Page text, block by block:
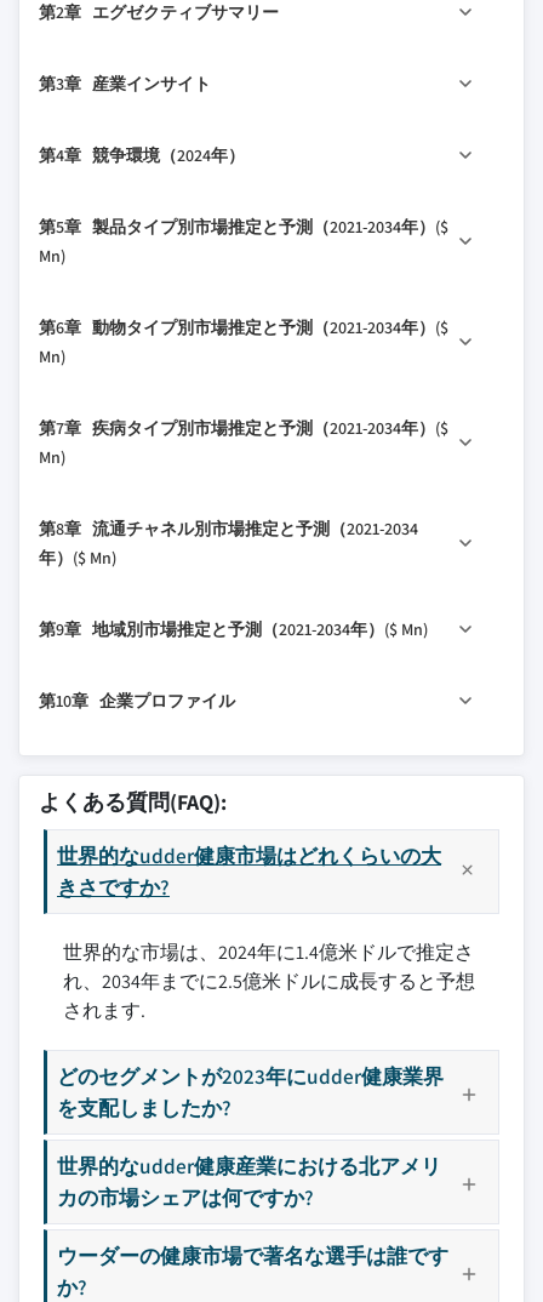
1.2 調査設計
1.2.2 データ収集方法
1.3.1 基準年の計算
1.4 予測モデル
1.5.2 データマイニングソース
第2章 エグゼクティブサマリー
第3章 産業インサイト
3.2 産業への影響要因
3.2.1.1 世界的な乳製品消費と生産の増加
3.2.2 産業の落とし穴と課題
3.2.2.2 乳房健康治療と診断の高コスト
3.5 トランプ政権による関税
3.5.1.2 報復措置
3.5.2.1 供給面への影響（原材料）
3.5.2.1.2 サプライチェーンの再構築
3.5.2.1.3 生産コストへの影響
3.5.2.2 需要面への影響（販売価格）
3.5.2.2.2 市場シェアのダイナミクス
3.5.2.2.3 消費者の反応パターン
3.5.3 影響を受ける主要企業
3.5.4 戦略的産業対応
3.5.4.1 サプライチェーンの再構成
3.5.4.2 価格戦略と製品戦略
3.5.4.3 政策への関与
3.5.5 展望と今後の検討事項
3.6 ポーター分析
3.7 PESTEL分析
第4章 競争環境（2024年）
4.2 企業マトリックス分析
4.5 競争ポジショニングマトリックス
第5章 製品タイプ別市場推定と予測（2021-2034年）($
Mn)
5.2 医薬品
5.2.3 抗炎症薬
5.2.6 その他医薬品
5.3.2 プロバイオティクスとプレバイオティクス
第6章 動物タイプ別市場推定と予測（2021-2034年）($
Mn)
6.2 酪農用家畜
第7章 疾病タイプ別市場推定と予測（2021-2034年）($
Mn)
7.2 乳房炎
7.3 その他の疾病タイプ
第8章 流通チャネル別市場推定と予測（2021-2034
年）($ Mn)
8.2 獣医病院薬局
8.4 その他の流通チャネル
第9章 地域別市場推定と予測（2021-2034年）($ Mn)
9.2 北米
9.2.2 カナダ
9.3 欧州
9.3.1 ドイツ
9.3.2 英国
9.3.3 フランス
9.3.4 スペイン
9.3.5 イタリア
9.3.6 オランダ
9.4 アジア太平洋
9.4.1 中国
9.4.2 日本
9.4.3 インド
9.4.4 オーストラリア
9.4.5 韓国
9.5 ラテンアメリカ
第10章 企業プロファイル
10.1 AHV International
10.3 ベーリンガーインゲルハイム
10.4 ブーマティック
10.5 セバ・サント・アニマーレ
10.6 デラバル
10.7 エコラボ
10.8 エランコ・アニマルヘルス
10.9 G Shepherd Animal Health
10.10 メルク
10.11 ヴィルバック
10.12 ズーイティス
主要な競合他社が見当たりませんか？
このレポートに掲載されている企業は厳選さ
れたものであり、競合全体を網羅するもので
はありません。
よくある質問(FAQ):
世界的なudder健康市場はどれくらいの大
きさですか?
世界的な市場は、2024年に1.4億米ドルで推定さ
れ、2034年までに2.5億米ドルに成長すると予想
されます.
どのセグメントが2023年にudder健康業界
を支配しましたか?
世界的なudder健康産業における北アメリ
カの市場シェアは何ですか?
ウーダーの健康市場で著名な選手は誰です
か?